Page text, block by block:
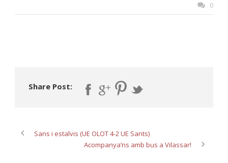
0
Share Post:
Sans i estalvis (UE OLOT 4-2 UE Sants)
Acompanya’ns amb bus a Vilassar!